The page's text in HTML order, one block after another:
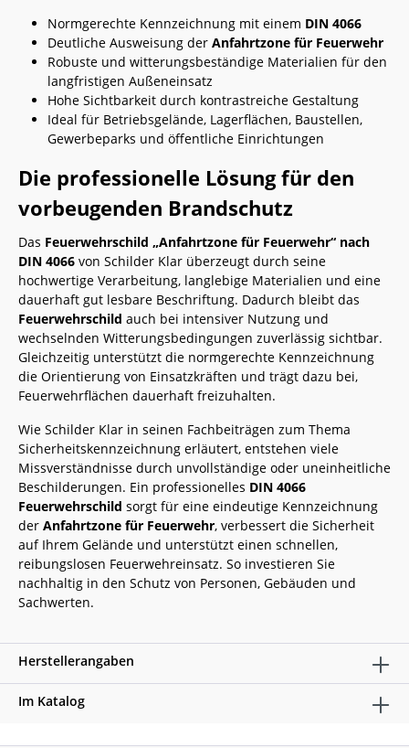
Normgerechte Kennzeichnung mit einem DIN 4066
Deutliche Ausweisung der Anfahrtzone für Feuerwehr
Robuste und witterungsbeständige Materialien für den
langfristigen Außeneinsatz
Hohe Sichtbarkeit durch kontrastreiche Gestaltung
Ideal für Betriebsgelände, Lagerflächen, Baustellen,
Gewerbeparks und öffentliche Einrichtungen
Die professionelle Lösung für den
vorbeugenden Brandschutz
Das Feuerwehrschild „Anfahrtzone für Feuerwehr“ nach
DIN 4066 von Schilder Klar überzeugt durch seine
hochwertige Verarbeitung, langlebige Materialien und eine
dauerhaft gut lesbare Beschriftung. Dadurch bleibt das
Feuerwehrschild auch bei intensiver Nutzung und
wechselnden Witterungsbedingungen zuverlässig sichtbar.
Gleichzeitig unterstützt die normgerechte Kennzeichnung
die Orientierung von Einsatzkräften und trägt dazu bei,
Feuerwehrflächen dauerhaft freizuhalten.
Wie Schilder Klar in seinen Fachbeiträgen zum Thema
Sicherheitskennzeichnung erläutert, entstehen viele
Missverständnisse durch unvollständige oder uneinheitliche
Beschilderungen. Ein professionelles DIN 4066
Feuerwehrschild sorgt für eine eindeutige Kennzeichnung
der Anfahrtzone für Feuerwehr, verbessert die Sicherheit
auf Ihrem Gelände und unterstützt einen schnellen,
reibungslosen Feuerwehreinsatz. So investieren Sie
nachhaltig in den Schutz von Personen, Gebäuden und
Sachwerten.
Herstellerangaben
Im Katalog